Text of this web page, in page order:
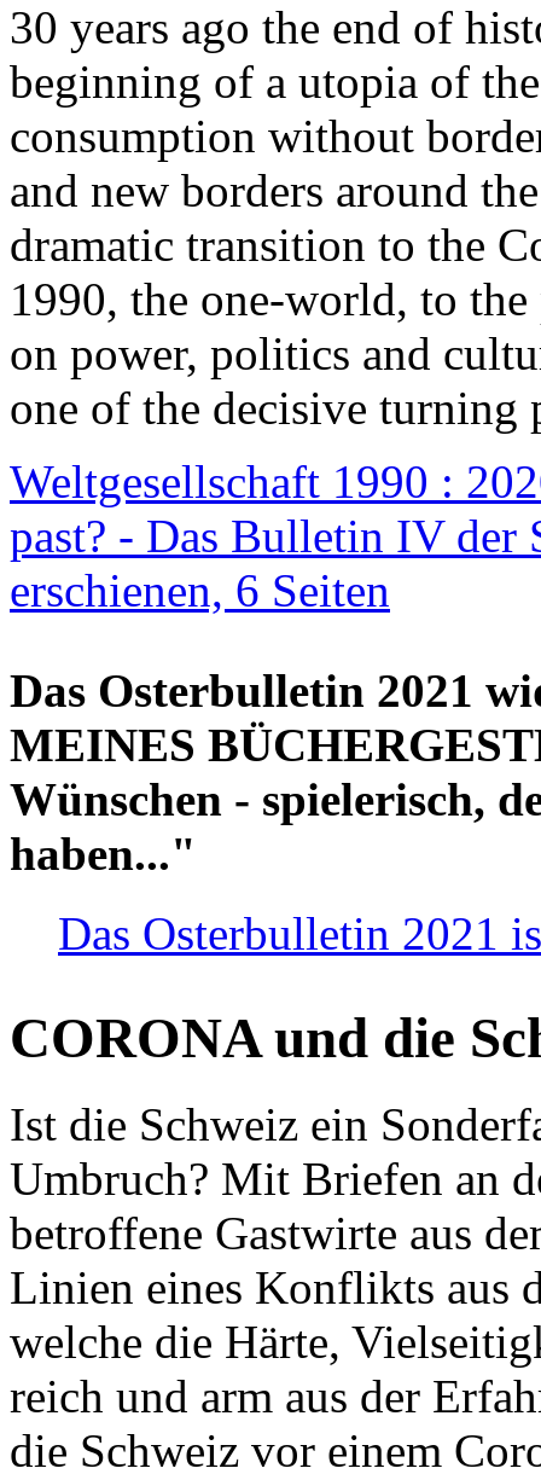
30 years ago the end of
beginning of a utopia of
consumption without
and new borders around
dramatic transition to the
1990, the one-world, to the
on power, politics and
one of the decisive turning
Weltgesellschaft 1990 :
past? - Das Bulletin IV der
erschienen, 6 Seiten
Das Osterbulletin 2021
MEINES
Wünschen - spielerisch,
haben..."
Das Osterbulletin 2021
CORONA und die
Ist die Schweiz ein
Umbruch? Mit Briefen an
betroffene Gastwirte aus
Linien eines Konflikts aus
welche die Härte,
reich und arm aus der
die Schweiz vor einem